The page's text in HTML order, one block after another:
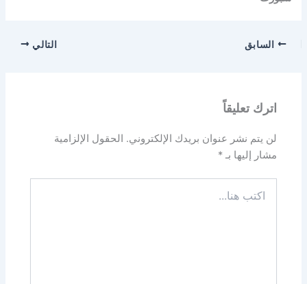
السابق التالي
اترك تعليقاً
لن يتم نشر عنوان بريدك الإلكتروني. الحقول الإلزامية
مشار إليها بـ*
هنا...